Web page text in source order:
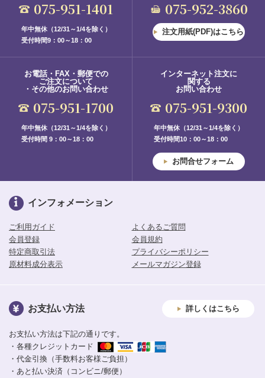
075-951-1401
年中無休（12/31～1/4を除く）
受付時間9：00～18：00
075-952-3860
注文用紙(PDF)はこちら
お電話・FAX・郵便での
ご注文について
・その他のお問い合わせ
075-951-1700
年中無休（12/31～1/4を除く）
受付時間 9：00～18：00
インターネット注文に
関する
お問い合わせ
075-951-9300
年中無休（12/31～1/4を除く）
受付時間10：00～18：00
お問合せフォーム
インフォメーション
ご利用ガイド
よくあるご質問
会員登録
会員規約
特定商取引法
プライバシーポリシー
原材料成分表示
メールマガジン登録
お支払い方法 詳しくはこちら
お支払い方法は下記の通りです。
・各種クレジットカード
・代金引換（手数料お客様ご負担）
・あと払い決済（コンビニ/郵便）